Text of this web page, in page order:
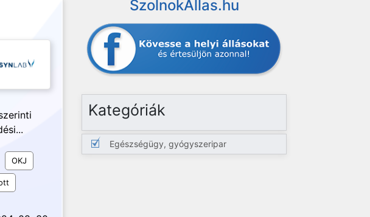
OKJ
SzolnokAllas.hu
Kategóriák
Egészségügy, gyógyszeripar